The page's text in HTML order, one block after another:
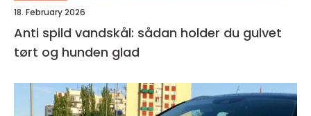
18. February 2026
Anti spild vandskål: sådan holder du gulvet
tørt og hunden glad